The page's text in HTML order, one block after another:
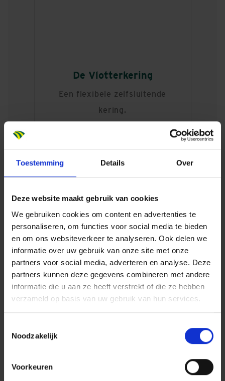
Toestemming Details Over
Deze website maakt gebruik van cookies
We gebruiken cookies om content en advertenties te
personaliseren, om functies voor social media te bieden
en om ons websiteverkeer te analyseren. Ook delen we
informatie over uw gebruik van onze site met onze
partners voor social media, adverteren en analyse. Deze
partners kunnen deze gegevens combineren met andere
informatie die u aan ze heeft verstrekt of die ze hebben
verzameld op basis van uw gebruik van hun services.
Noodzakelijk
Voorkeuren
De Vlotterkering
Een flexibele zelfsluitende
kering.
BEKIJK DE VIDEO:
Accepteermarketing cookiesom deze video te
bekijken.
VRAGEN? ONZE SPECIALISTEN HELPEN JE GRAAG!